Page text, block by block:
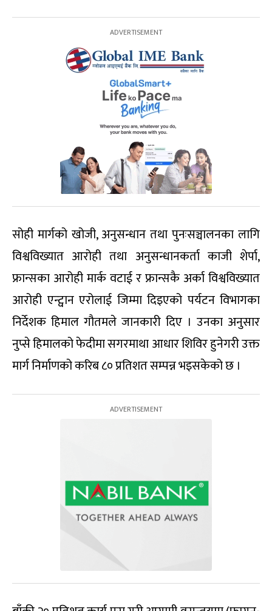
सोही मार्गको खोजी, अनुसन्धान तथा पुनःसञ्चालनका लागि
विश्वविख्यात आरोही तथा अनुसन्धानकर्ता काजी शेर्पा,
फ्रान्सका आरोही मार्क वटाई र फ्रान्सकै अर्का विश्वविख्यात
आरोही एन्ट्वान एरोलाई जिम्मा दिइएको पर्यटन विभागका
निर्देशक हिमाल गौतमले जानकारी दिए । उनका अनुसार
नुप्से हिमालको फेदीमा सगरमाथा आधार शिविर हुनेगरी उक्त
मार्ग निर्माणको करिब ८० प्रतिशत सम्पन्न भइसकेको छ ।